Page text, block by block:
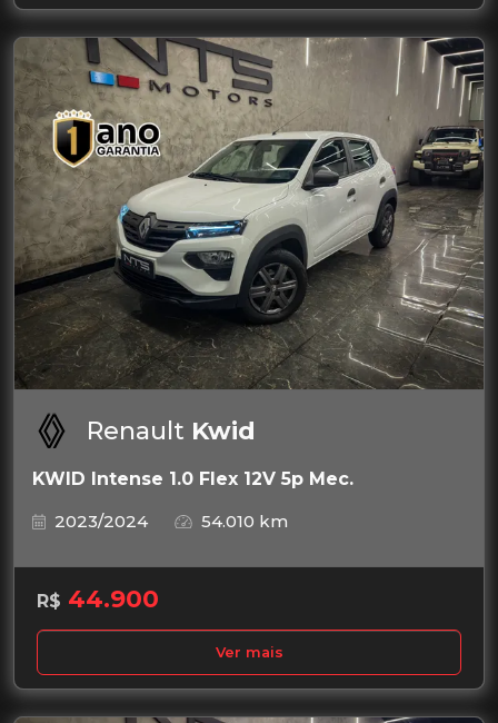
Renault Kwid
KWID Intense 1.0 Flex 12V 5p Mec.
2023/2024
54.010 km
R$ 44.900
Ver mais